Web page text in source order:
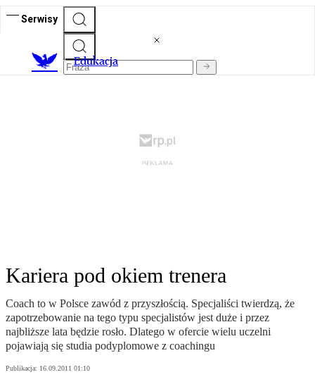
Serwisy
Edukacja
Kariera pod okiem trenera
Coach to w Polsce zawód z przyszłością. Specjaliści twierdzą, że
zapotrzebowanie na tego typu specjalistów jest duże i przez
najbliższe lata będzie rosło. Dlatego w ofercie wielu uczelni
pojawiają się studia podyplomowe z coachingu
Publikacja: 16.09.2011 01:10